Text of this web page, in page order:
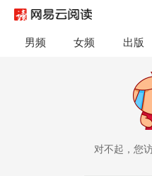
男频 女频 出版
对不起，您